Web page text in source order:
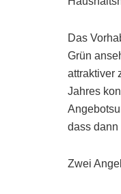
Das
Grün
attraktiver
Jahres
dass dann
Zwei